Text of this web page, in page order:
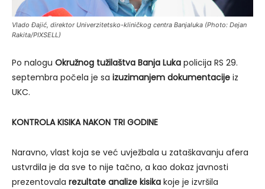
Vlado Đajić, direktor Univerzitetsko-kliničkog centra Banjaluka (Photo: Dejan
Rakita/PIXSELL)
Po nalogu Okružnog tužilaštva Banja Luka policija RS 29.
septembra počela je sa izuzimanjem dokumentacije iz
UKC.
KONTROLA KISIKA NAKON TRI GODINE
Naravno, vlast koja se već uvježbala u zataškavanju afera
ustvrdila je da sve to nije tačno, a kao dokaz javnosti
prezentovala rezultate analize kisika koje je izvršila